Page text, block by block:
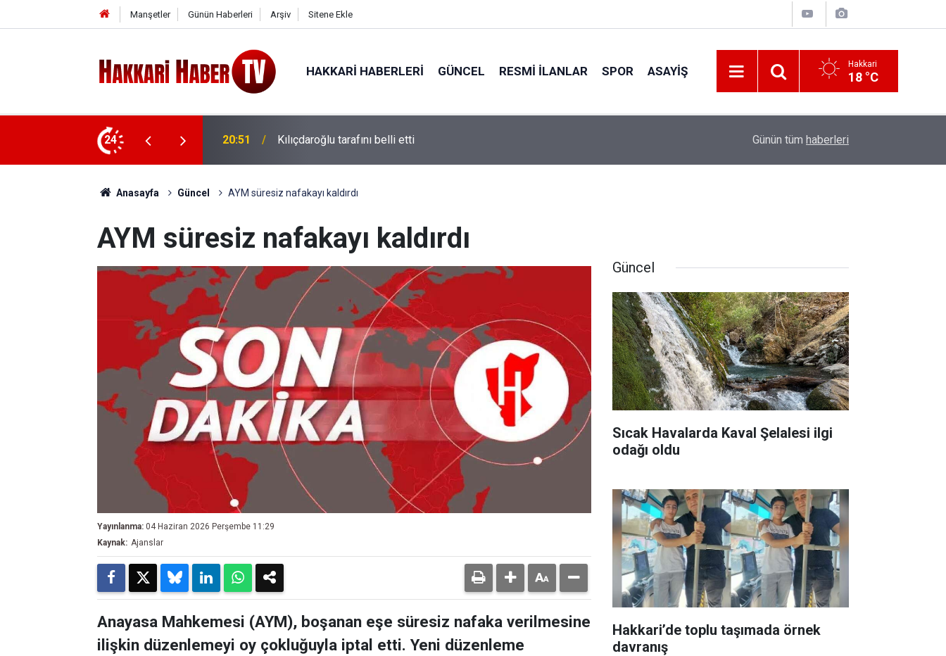
Manşetler Günün Haberleri Arşiv Sitene Ekle
HAKKARI HABERLERI GÜNCEL RESMI İLANLAR SPOR ASAYIŞ Hakkari
18 °C
24 20:48 Barışın temeli seçim hesabı değildir Demirtaş serbest bırakılabilir
Günün tüm haberleri
Anasayfa Güncel AYM süresiz nafakayı kaldırdı
AYM süresiz nafakayı kaldırdı
Yayınlanma: 04 Haziran 2026 Perşembe 11:29
Kaynak: Ajanslar
Anayasa Mahkemesi (AYM), boşanan eşe süresiz nafaka verilmesine
ilişkin düzenlemeyi oy çokluğuyla iptal etti. Yeni düzenleme
Güncel
Sıcak Havalarda Kaval Şelalesi ilgi
odağı oldu
Hakkari’de toplu taşımada örnek
davranış